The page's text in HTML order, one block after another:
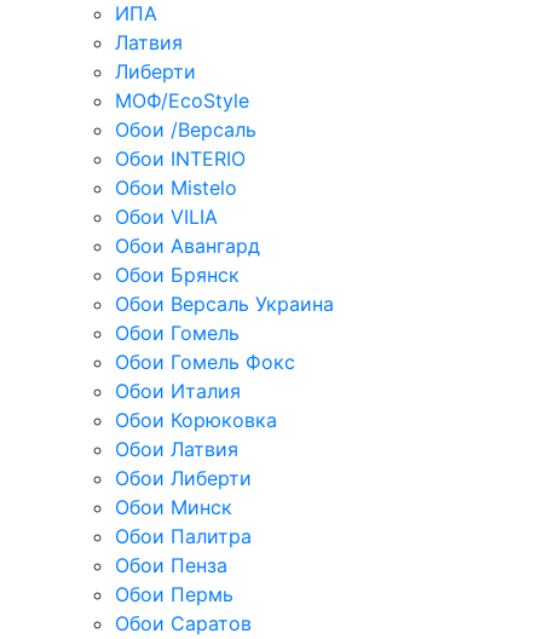
ИПА
Латвия
Либерти
МОФ/EcoStyle
Обои /Версаль
Обои INTERIO
Обои Mistelo
Обои VILIA
Обои Авангард
Обои Брянск
Обои Версаль Украина
Обои Гомель
Обои Гомель Фокс
Обои Италия
Обои Корюковка
Обои Латвия
Обои Либерти
Обои Минск
Обои Палитра
Обои Пенза
Обои Пермь
Обои Саратов